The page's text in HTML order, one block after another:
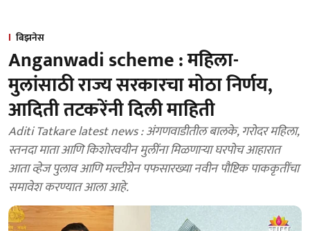
बिझनेस
Anganwadi scheme : महिला-
मुलांसाठी राज्य सरकारचा मोठा निर्णय,
आदिती तटकरेंनी दिली माहिती
Aditi Tatkare latest news : अंगणवाडीतील बालके, गरोदर महिला,
स्तनदा माता आणि किशोरवयीन मुलींना मिळणाऱ्या घरपोच आहारात
आता व्हेज पुलाव आणि मल्टीग्रेन पफसारख्या नवीन पौष्टिक पाककृतींचा
समावेश करण्यात आला आहे.